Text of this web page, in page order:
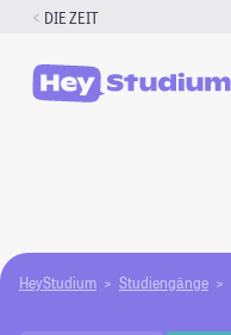
Zum
springen
DIE ZEIT
HeyStudium Studiengänge